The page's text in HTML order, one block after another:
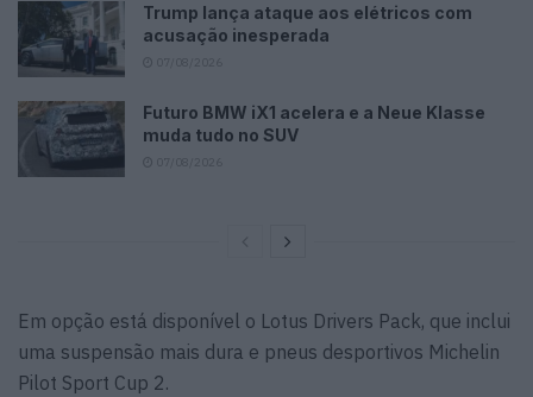
Trump lança ataque aos elétricos com
acusação inesperada
Futuro BMW iX1 acelera e a Neue Klasse
muda tudo no SUV
Em opção está disponível o Lotus Drivers Pack, que inclui
uma suspensão mais dura e pneus desportivos Michelin
Pilot Sport Cup 2.